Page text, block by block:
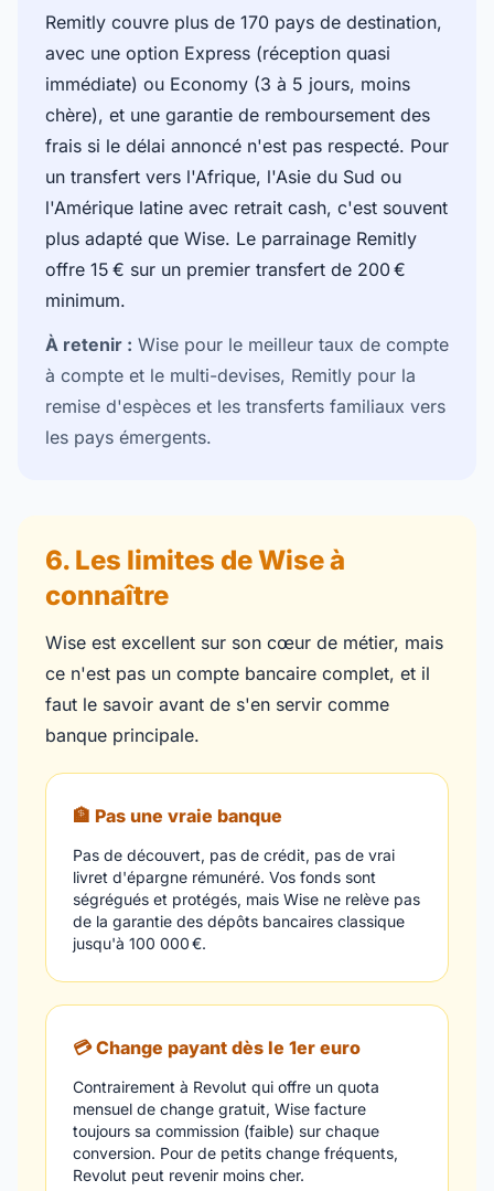
Remitly couvre plus de 170 pays de destination,
avec une option Express (réception quasi
immédiate) ou Economy (3 à 5 jours, moins
chère), et une garantie de remboursement des
frais si le délai annoncé n'est pas respecté. Pour
un transfert vers l'Afrique, l'Asie du Sud ou
l'Amérique latine avec retrait cash, c'est souvent
plus adapté que Wise. Le parrainage Remitly
offre 15 € sur un premier transfert de 200 €
minimum.
À retenir : Wise pour le meilleur taux de compte
à compte et le multi-devises, Remitly pour la
remise d'espèces et les transferts familiaux vers
les pays émergents.
6. Les limites de Wise à
connaître
Wise est excellent sur son cœur de métier, mais
ce n'est pas un compte bancaire complet, et il
faut le savoir avant de s'en servir comme
banque principale.
🏦 Pas une vraie banque
Pas de découvert, pas de crédit, pas de vrai
livret d'épargne rémunéré. Vos fonds sont
ségrégués et protégés, mais Wise ne relève pas
de la garantie des dépôts bancaires classique
jusqu'à 100 000 €.
💳 Change payant dès le 1er euro
Contrairement à Revolut qui offre un quota
mensuel de change gratuit, Wise facture
toujours sa commission (faible) sur chaque
conversion. Pour de petits change fréquents,
Revolut peut revenir moins cher.